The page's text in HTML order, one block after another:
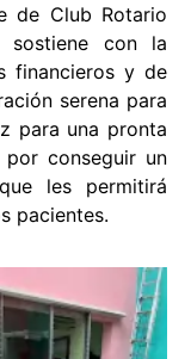
de Club Rotario
sostiene con la
financieros y de
serena para
para una pronta
por conseguir un
les permitirá
pacientes.